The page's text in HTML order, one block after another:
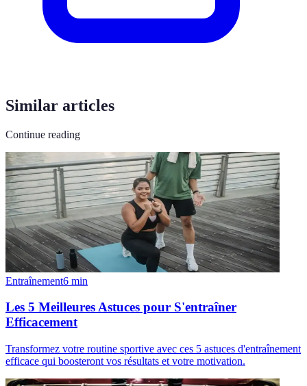
Similar articles
Continue reading
Entraînement6 min
Les 5 Meilleures Astuces pour S'entraîner
Efficacement
Transformez votre routine sportive avec ces 5 astuces d'entraînement
efficace qui boosteront vos résultats et votre motivation.